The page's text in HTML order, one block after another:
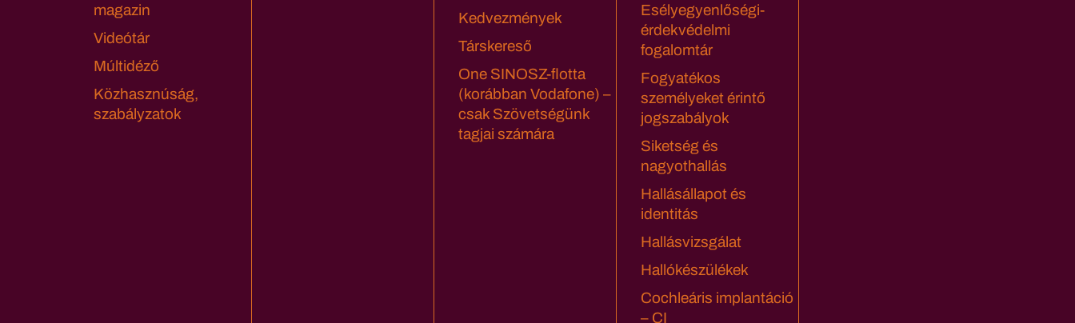
magazin
Videótár
Múltidéző
Közhasznúság,
szabályzatok
Kedvezmények
Társkereső
One SINOSZ-flotta
(korábban Vodafone) –
csak Szövetségünk
tagjai számára
Esélyegyenlőségi-
érdekvédelmi
fogalomtár
Fogyatékos
személyeket érintő
jogszabályok
Siketség és
nagyothallás
Hallásállapot és
identitás
Hallásvizsgálat
Hallókészülékek
Cochleáris implantáció
– CI